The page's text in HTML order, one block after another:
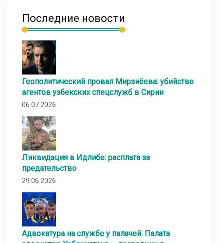
Последние новости
Геополитический провал Мирзиёева: убийство
агентов узбекских спецслужб в Сирии
06.07.2026
Ликвидация в Идлибе: расплата за
предательство
29.06.2026
Адвокатура на службе у палачей: Палата